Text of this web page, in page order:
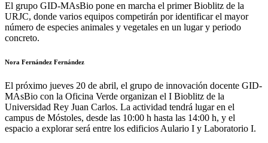
El grupo GID-MAsBio pone en marcha el primer Bioblitz de la
URJC, donde varios equipos competirán por identificar el mayor
número de especies animales y vegetales en un lugar y periodo
concreto.
Nora Fernández Fernández
El próximo jueves 20 de abril, el grupo de innovación docente GID-
MAsBio con la Oficina Verde organizan el I Bioblitz de la
Universidad Rey Juan Carlos. La actividad tendrá lugar en el
campus de Móstoles, desde las 10:00 h hasta las 14:00 h, y el
espacio a explorar será entre los edificios Aulario I y Laboratorio I.